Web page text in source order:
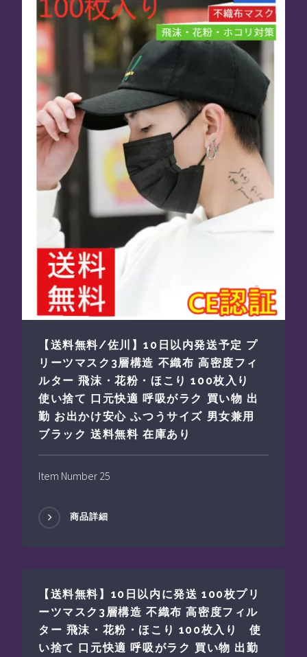
【送料無料/佐川】10日以内発送予定 プ
リーツマスク3層構造 不織布 高密度フィ
ルター 飛沫・花粉・ほこり 100枚入り
使い捨て 口元快適 呼吸がラク 買い物 出
勤 お出かけ安心 ふつうサイズ 男女兼用
ブラック 送料無料 在庫あり
Item Number 25
商品詳細
【送料無料】10日以内に発送 100枚プリ
ーツマスク3層構造 不織布 高密度フィル
ター 飛沫・花粉・ほこり 100枚入り 使
い捨て 口元快適 呼吸がラク 買い物 出勤